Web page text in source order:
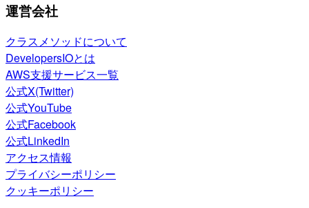
運営会社
クラスメソッドについて
DevelopersIOとは
AWS支援サービス一覧
公式X(Twitter)
公式YouTube
公式Facebook
公式LinkedIn
アクセス情報
プライバシーポリシー
クッキーポリシー